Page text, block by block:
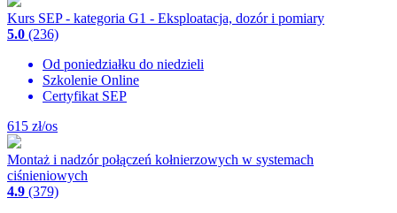
Kurs SEP - kategoria G1 - Eksploatacja, dozór i pomiary
5.0 (236)
Od poniedziałku do niedzieli
Szkolenie Online
Certyfikat SEP
615 zł/os
Montaż i nadzór połączeń kołnierzowych w systemach
ciśnieniowych
4.9 (379)